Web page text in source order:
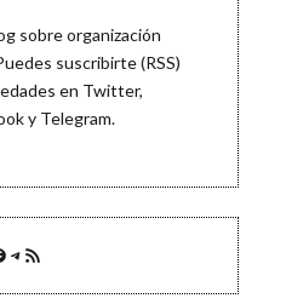
sobre organización
suscribirte (RSS)
en Twitter,
y Telegram.
Telegram
Feed RSS